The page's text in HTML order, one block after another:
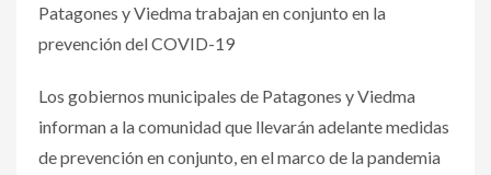
Patagones y Viedma trabajan en conjunto en la
prevención del COVID-19
Los gobiernos municipales de Patagones y Viedma
informan a la comunidad que llevarán adelante medidas
de prevención en conjunto, en el marco de la pandemia